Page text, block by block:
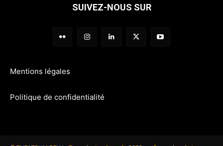
SUIVEZ-NOUS SUR
Mentions légales
Politique de confidentialité